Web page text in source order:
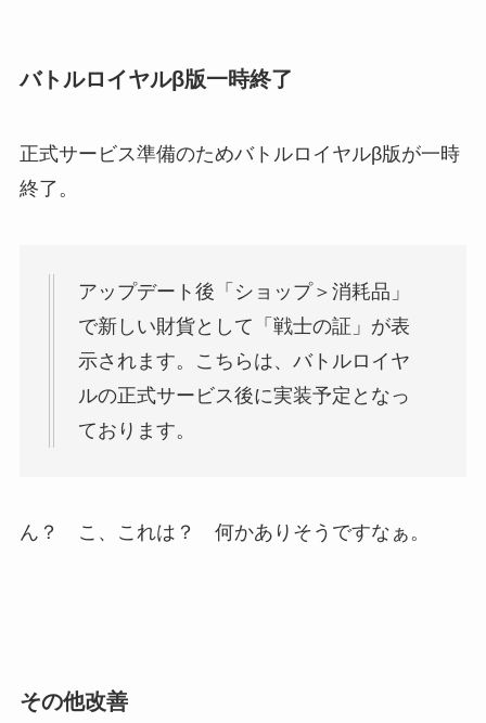
バトルロイヤルβ版一時終了
正式サービス準備のためバトルロイヤルβ版が一時
終了。
アップデート後「ショップ＞消耗品」
で新しい財貨として「戦士の証」が表
示されます。こちらは、バトルロイヤ
ルの正式サービス後に実装予定となっ
ております。
ん？ こ、これは？ 何かありそうですなぁ。
その他改善